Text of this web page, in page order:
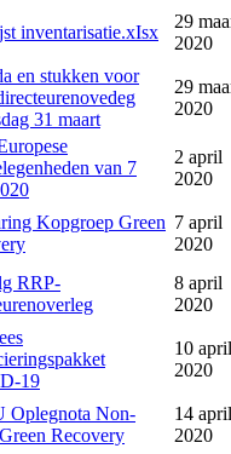
inventarisatie.xIsx
29
2020
en stukken voor
31 maart
29
2020
van 7
2 april
2020
Kopgroep Green 7 april
2020
RRP-
8 april
2020
19
10 april
2020
Oplegnota Non-
Recovery
14 april
2020